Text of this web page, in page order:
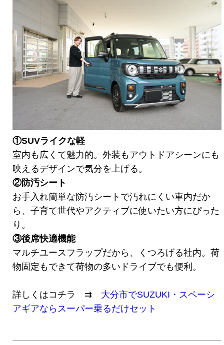
①SUVライクな軽
室内も広くて魅力的。外装もアウトドアシーンにも
映えるデザインで気分を上げる。
②防汚シート
お手入れ簡単な防汚シートで汚れにくい車内だか
ら、子育て世代やアクティブに使いたい方にぴった
り。
③後席快適機能
マルチユースフラップだから、くつろげる社内。荷
物固定もできて荷物の多いドライブでも便利。
詳しくはコチラ ⇉ 大分市でSUZUKI・スペーシ
アギアならスーパー乗るだけセット